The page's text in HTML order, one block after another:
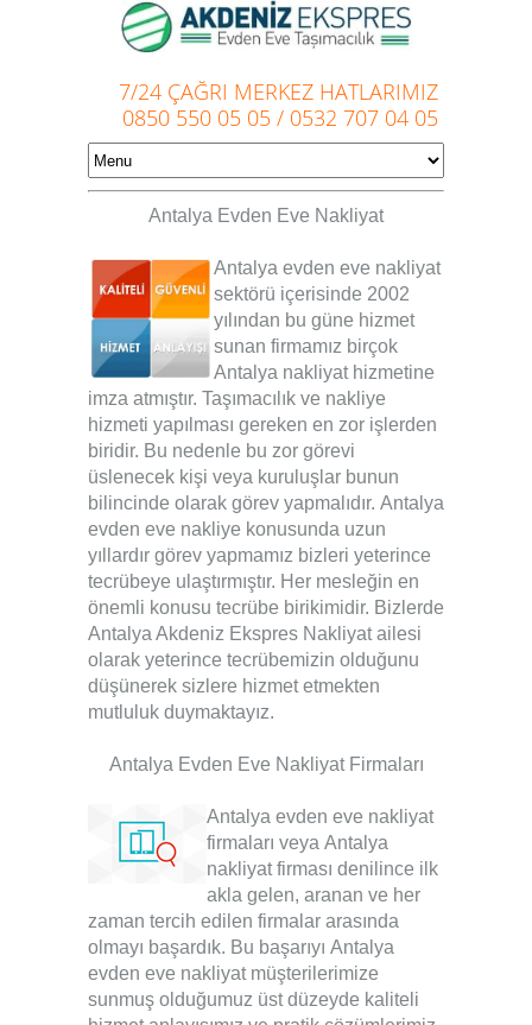
7/24 ÇAĞRI MERKEZ HATLARIMIZ
0850 550 05 05 / 0532 707 04 05
Antalya Evden Eve Nakliyat
Antalya evden eve nakliyat
sektörü içerisinde 2002
yılından bu güne hizmet
sunan firmamız birçok
Antalya nakliyathizmetine
imza atmıştır. Taşımacılık ve nakliye
hizmeti yapılması gereken en zor işlerden
biridir. Bu nedenle bu zor görevi
üslenecek kişi veya kuruluşlar bunun
bilincinde olarak görev yapmalıdır. Antalya
evden eve nakliye konusunda uzun
yıllardır görev yapmamız bizleri yeterince
tecrübeye ulaştırmıştır. Her mesleğin en
önemli konusu tecrübe birikimidir. Bizlerde
Antalya Akdeniz Ekspres Nakliyatailesi
olarak yeterince tecrübemizin olduğunu
düşünerek sizlere hizmet etmekten
mutluluk duymaktayız.
Antalya Evden Eve Nakliyat Firmaları
Antalya evden eve nakliyat
firmaları veya Antalya
nakliyat firması denilince ilk
akla gelen, aranan ve her
zaman tercih edilen firmalar arasında
olmayı başardık. Bu başarıyı Antalya
evden eve nakliyatmüşterilerimize
sunmuş olduğumuz üst düzeyde kaliteli